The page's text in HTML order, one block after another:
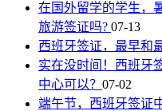
在国外留学的学生，
旅游签证吗? 07-13
西班牙签证，最早和
实在没时间！西班牙
中心可以？ 07-02
端午节，西班牙签证